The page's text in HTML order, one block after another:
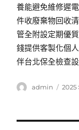
養能避免維修遲
件收廢棄物回收
管全附設定期優
錢提供客製化個
伴台北保全檢查
作
admin
發
2025